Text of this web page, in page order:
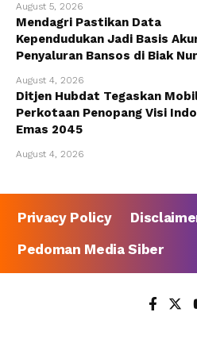
August 5, 2026
Mendagri Pastikan Data
Kependudukan Jadi Basis
Penyaluran Bansos di Biak
August 4, 2026
Ditjen Hubdat Tegaskan
Perkotaan Penopang Visi
Emas 2045
August 4, 2026
Privacy Policy
Pedoman Media Siber